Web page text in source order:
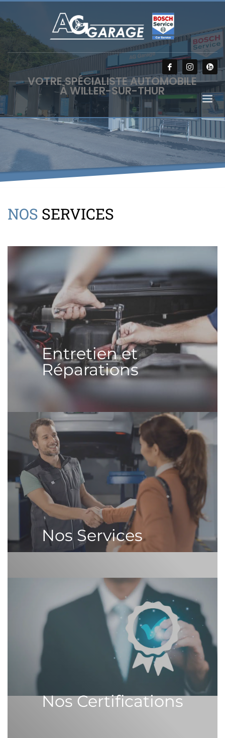
VOTRE SPÉCIALISTE AUTOMOBILE
À WILLER-SUR-THUR
NOS SERVICES
Entretien et
Réparations
Nos Services
Nos Certifications